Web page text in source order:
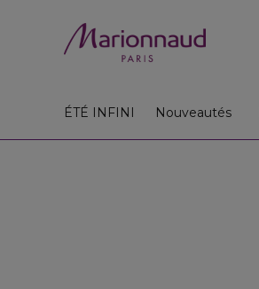
ÉTÉ INFINI Nouveautés